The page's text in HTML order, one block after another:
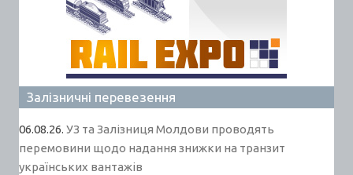
Залізничні перевезення
06.08.26. УЗ та Залізниця Молдови проводять
перемовини щодо надання знижки на транзит
українських вантажів